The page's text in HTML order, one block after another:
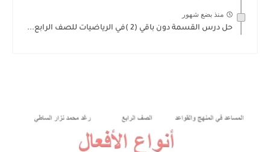
منذ بضع شهور
حل درس القسمة دون باقي (2 )في الرياضيات للصف الرابع...